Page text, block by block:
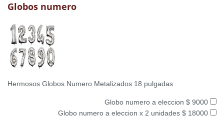
Globos numero
Hermosos Globos Numero Metalizados 18 pulgadas
Globo numero a eleccion $ 9000
Globo numero a eleccion x 2 unidades $ 18000